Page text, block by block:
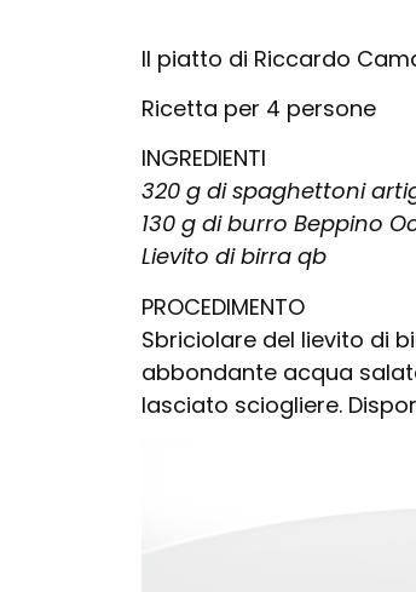
Il piatto di Riccardo
Ricetta per 4 persone
INGREDIENTI
320 g di spaghettoni
130 g di burro Beppino
Lievito di birra qb
PROCEDIMENTO
Sbriciolare del lievito di
abbondante acqua
lasciato sciogliere.